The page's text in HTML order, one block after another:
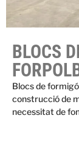
BLOCS
Blocs de
construcció de
necessitat de